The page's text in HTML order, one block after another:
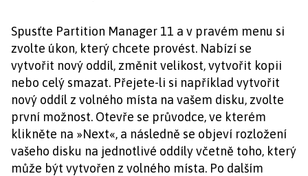
Spusťte Partition Manager 11 a v pravém menu si
zvolte úkon, který chcete provést. Nabízí se
vytvořit nový oddíl, změnit velikost, vytvořit kopii
nebo celý smazat. Přejete-li si například vytvořit
nový oddíl z volného místa na vašem disku, zvolte
první možnost. Otevře se průvodce, ve kterém
klikněte na »Next«, a následně se objeví rozložení
vašeho disku na jednotlivé oddíly včetně toho, který
může být vytvořen z volného místa. Po dalším